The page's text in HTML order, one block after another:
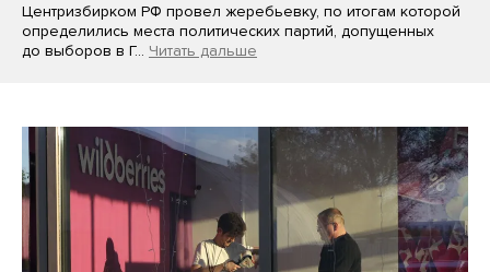
Центризбирком РФ провел жеребьевку, по итогам которой
определились места политических партий, допущенных
до выборов в Г… Читать дальше